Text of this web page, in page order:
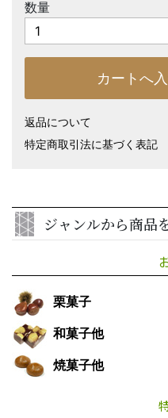
ジャンルから商品
栗菓子
和菓子他
焼菓子他
数量
返品について
特定商取引法に基づく表記